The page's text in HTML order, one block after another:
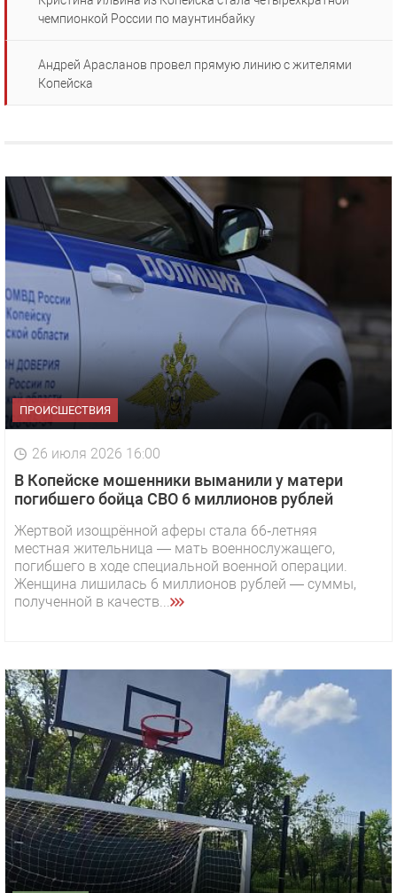
чемпионкой России по маунтинбайку
Андрей Арасланов провел прямую линию с жителями
Копейска
ПРОИСШЕСТВИЯ
26 июля 2026 16:00
В Копейске мошенники выманили у матери
погибшего бойца СВО 6 миллионов рублей
Жертвой изощрённой аферы стала 66‑летняя
местная жительница — мать военнослужащего,
погибшего в ходе специальной военной операции.
Женщина лишилась 6 миллионов рублей — суммы,
полученной в качеств...